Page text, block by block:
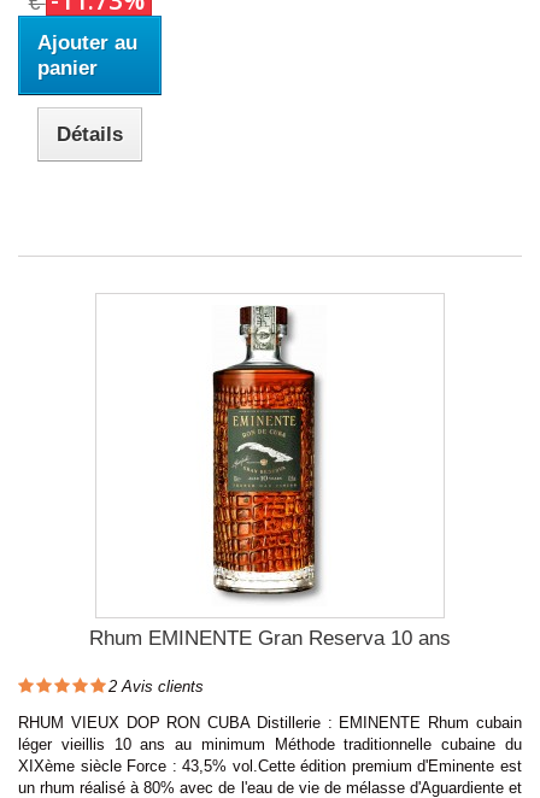
Ajouter au
panier
Détails
Rhum EMINENTE Gran Reserva 10 ans
2 Avis clients
RHUM VIEUX DOP RON CUBA Distillerie : EMINENTE Rhum cubain
léger vieillis 10 ans au minimum Méthode traditionnelle cubaine du
XIXème siècle Force : 43,5% vol.Cette édition premium d'Eminente est
un rhum réalisé à 80% avec de l'eau de vie de mélasse d'Aguardiente et